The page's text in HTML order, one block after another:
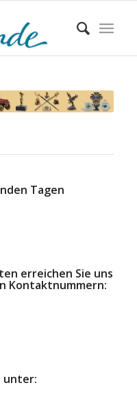
Tagen
erreichen Sie uns
Kontaktnummern:
unter: